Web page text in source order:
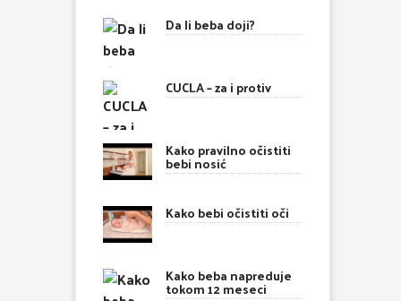
Da li beba doji?
CUCLA – za i protiv
Kako pravilno očistiti
bebi nosić
Kako bebi očistiti oči
Kako beba napreduje
tokom 12 meseci